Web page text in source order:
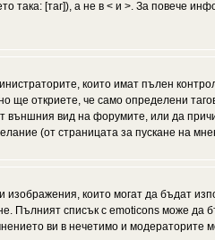
така: [таг]), а не в < и >. За повече
които имат пълен
ще откриете, че само определени
външния вид на форумите, или да
(от страницата за пускане на
изображения, които могат да бъдат
Пълният списък с emoticons може да
ви в нечетимо и модераторите